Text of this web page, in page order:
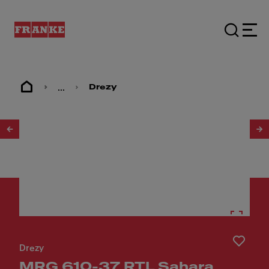
... Drezy
Drezy